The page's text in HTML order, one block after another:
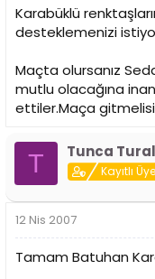
Karabüklü
desteklemenizi
Maçta olursanız
mutlu olacağına
ettiler.Maça
T Tunca Tural
Kayıtlı Üye
12 Nis 2007
Tamam Batuhan